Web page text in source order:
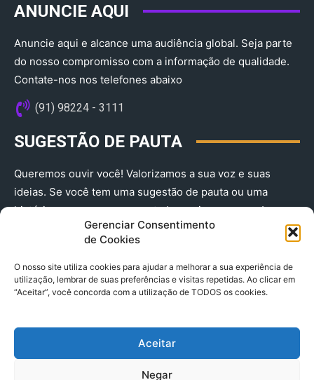
Gerenciar Consentimento
de Cookies
O nosso site utiliza cookies para ajudar a melhorar a sua experiência de
utilização, lembrar de suas preferências e visitas repetidas. Ao clicar em
“Aceitar”, você concorda com a utilização de TODOS os cookies.
Aceitar
Negar
ANUNCIE AQUI
Anuncie aqui e alcance uma audiência global. Seja parte
do nosso compromisso com a informação de qualidade.
Contate-nos nos telefones abaixo
(91) 98224 - 3111
SUGESTÃO DE PAUTA
Queremos ouvir você! Valorizamos a sua voz e suas
ideias. Se você tem uma sugestão de pauta ou uma
história que merece ser contada, envie-nos agora!
(91) 98224 - 3111
© 2025 A Província do Pará CNPJ: 04.901.141/0001-36 End .
Trav. Quintino Bocaiuva 2301, Ed. Rogério Fernandez – Sala